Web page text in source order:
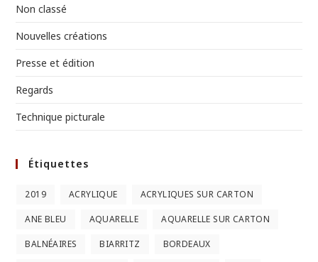
Non classé
Nouvelles créations
Presse et édition
Regards
Technique picturale
Étiquettes
2019 ACRYLIQUE ACRYLIQUES SUR CARTON
ANE BLEU AQUARELLE AQUARELLE SUR CARTON
BALNÉAIRES BIARRITZ BORDEAUX